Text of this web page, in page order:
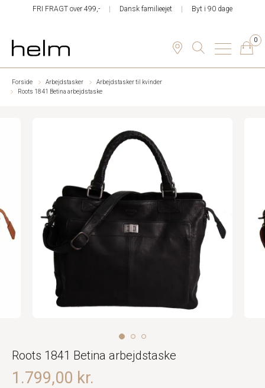
FRI FRAGT over 499,- Dansk familieejet Byt i 90 dage
0
Forside Arbejdstasker
Arbejdstasker til kvinder
Roots 1841 Betina arbejdstaske
Roots 1841 Betina arbejdstaske
1.799,00 kr.